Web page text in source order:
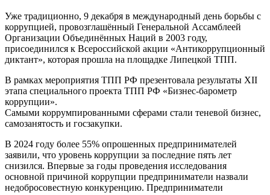
Уже традиционно, 9 декабря в международный день борьбы с
коррупцией, провозглашённый Генеральной Ассамблеей
Организации Объединённых Наций в 2003 году,
присоединился к Всероссийской акции «Антикоррупционный
диктант», которая прошла на площадке Липецкой ТПП.
В рамках мероприятия ТПП РФ презентовала результаты XII
этапа специального проекта ТПП РФ «Бизнес-барометр
коррупции».
Самыми коррумпированными сферами стали теневой бизнес,
самозанятость и госзакупки.
В 2024 году более 55% опрошенных предпринимателей
заявили, что уровень коррупции за последние пять лет
снизился. Впервые за годы проведения исследования
основной причиной коррупции предприниматели назвали
недобросовестную конкуренцию. Предприниматели